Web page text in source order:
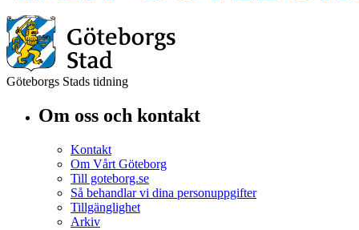
Göteborgs Stads tidning
Om oss och kontakt
Kontakt
Om Vårt Göteborg
Till goteborg.se
Så behandlar vi dina personuppgifter
Tillgänglighet
Arkiv